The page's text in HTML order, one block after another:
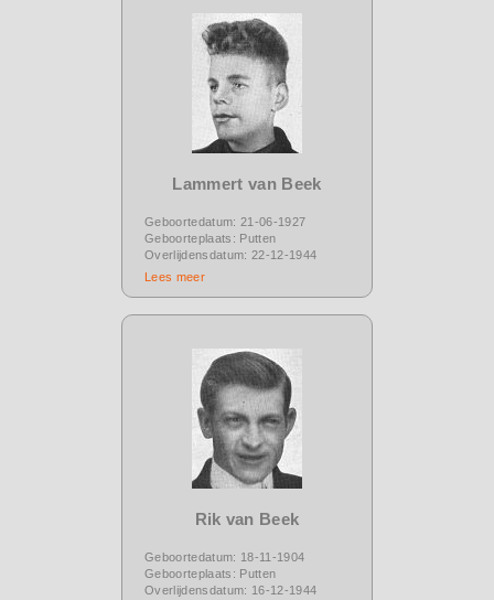
Lammert van Beek
Geboortedatum: 21-06-1927
Geboorteplaats: Putten
Overlijdensdatum: 22-12-1944
Lees meer
Rik van Beek
Geboortedatum: 18-11-1904
Geboorteplaats: Putten
Overlijdensdatum: 16-12-1944